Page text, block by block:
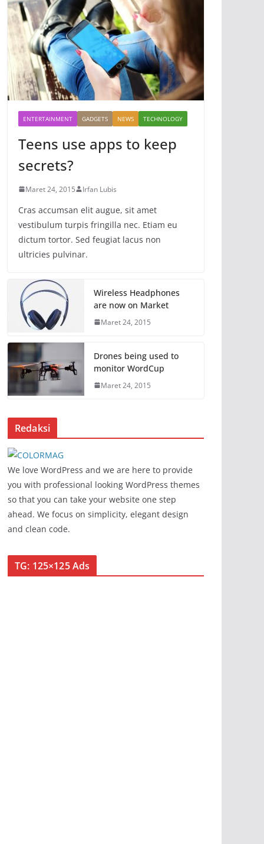
ENTERTAINMENT GADGETS NEWS TECHNOLOGY
Teens use apps to keep
secrets?
Maret 24, 2015 Irfan Lubis
Cras accumsan elit augue, sit amet
vestibulum turpis fringilla nec. Etiam eu
dictum tortor. Sed feugiat lacus non
ultricies pulvinar.
Wireless Headphones
are now on Market
Maret 24, 2015
Drones being used to
monitor WordCup
Maret 24, 2015
Redaksi
We love WordPress and we are here to provide
you with professional looking WordPress themes
so that you can take your website one step
ahead. We focus on simplicity, elegant design
and clean code.
TG: 125×125 Ads